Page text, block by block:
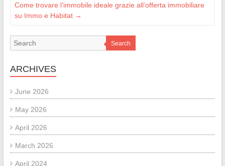
Come trovare l’immobile ideale grazie all’offerta immobiliare
su Immo e Habitat →
Search
ARCHIVES
June 2026
May 2026
April 2026
March 2026
April 2024